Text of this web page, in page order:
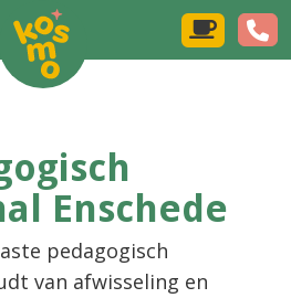
Enschede
pedagogisch
van afwisseling en